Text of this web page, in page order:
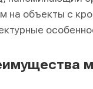
на объекты с